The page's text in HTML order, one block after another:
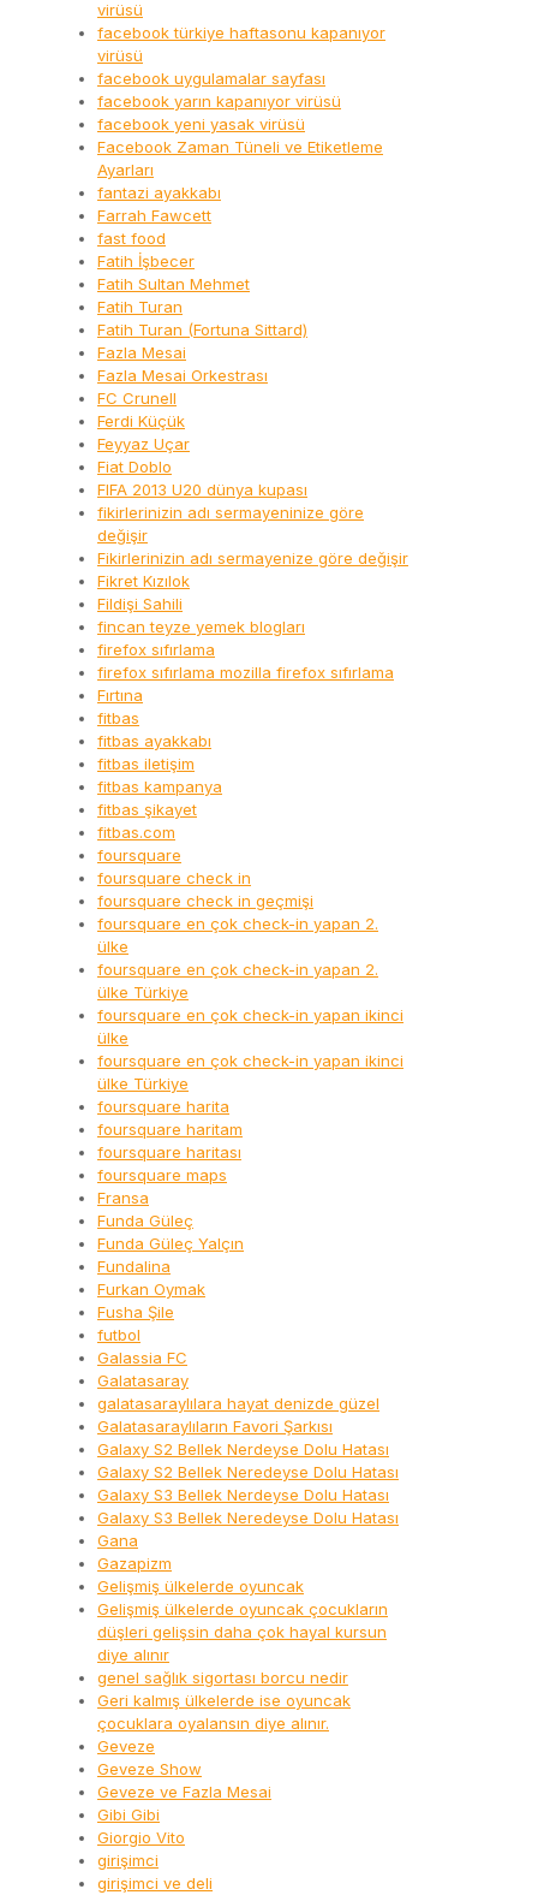
virüsü
facebook türkiye haftasonu kapanıyor
virüsü
facebook uygulamalar sayfası
facebook yarın kapanıyor virüsü
facebook yeni yasak virüsü
Facebook Zaman Tüneli ve Etiketleme
Ayarları
fantazi ayakkabı
Farrah Fawcett
fast food
Fatih İşbecer
Fatih Sultan Mehmet
Fatih Turan
Fatih Turan (Fortuna Sittard)
Fazla Mesai
Fazla Mesai Orkestrası
FC Crunell
Ferdi Küçük
Feyyaz Uçar
Fiat Doblo
FIFA 2013 U20 dünya kupası
fikirlerinizin adı sermayeninize göre
değişir
Fikirlerinizin adı sermayenize göre değişir
Fikret Kızılok
Fildişi Sahili
fincan teyze yemek blogları
firefox sıfırlama
firefox sıfırlama mozilla firefox sıfırlama
Fırtına
fitbas
fitbas ayakkabı
fitbas iletişim
fitbas kampanya
fitbas şikayet
fitbas.com
foursquare
foursquare check in
foursquare check in geçmişi
foursquare en çok check-in yapan 2.
ülke
foursquare en çok check-in yapan 2.
ülke Türkiye
foursquare en çok check-in yapan ikinci
ülke
foursquare en çok check-in yapan ikinci
ülke Türkiye
foursquare harita
foursquare haritam
foursquare haritası
foursquare maps
Fransa
Funda Güleç
Funda Güleç Yalçın
Fundalina
Furkan Oymak
Fusha Şile
futbol
Galassia FC
Galatasaray
galatasaraylılara hayat denizde güzel
Galatasaraylıların Favori Şarkısı
Galaxy S2 Bellek Nerdeyse Dolu Hatası
Galaxy S2 Bellek Neredeyse Dolu Hatası
Galaxy S3 Bellek Nerdeyse Dolu Hatası
Galaxy S3 Bellek Neredeyse Dolu Hatası
Gana
Gazapizm
Gelişmiş ülkelerde oyuncak
Gelişmiş ülkelerde oyuncak çocukların
düşleri gelişsin daha çok hayal kursun
diye alınır
genel sağlık sigortası borcu nedir
Geri kalmış ülkelerde ise oyuncak
çocuklara oyalansın diye alınır.
Geveze
Geveze Show
Geveze ve Fazla Mesai
Gibi Gibi
Giorgio Vito
girişimci
girişimci ve deli